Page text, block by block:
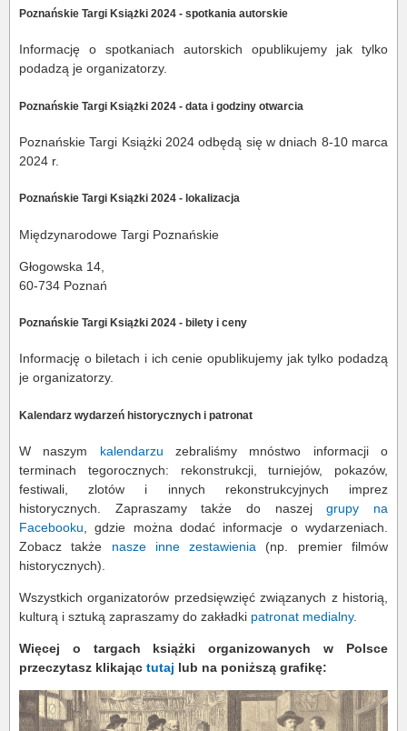
Poznańskie Targi Książki 2024 - spotkania autorskie
Informację o spotkaniach autorskich opublikujemy jak tylko
podadzą je organizatorzy.
Poznańskie Targi Książki 2024 - data i godziny otwarcia
Poznańskie Targi Książki 2024 odbędą się w dniach 8-10 marca
2024 r.
Poznańskie Targi Książki 2024 - lokalizacja
Międzynarodowe Targi Poznańskie
Głogowska 14,
60-734 Poznań
Poznańskie Targi Książki 2024 - bilety i ceny
Informację o biletach i ich cenie opublikujemy jak tylko podadzą
je organizatorzy.
Kalendarz wydarzeń historycznych i patronat
W naszym kalendarzu zebraliśmy mnóstwo informacji o
terminach tegorocznych: rekonstrukcji, turniejów, pokazów,
festiwali, zlotów i innych rekonstrukcyjnych imprez
historycznych. Zapraszamy także do naszejgrupy na
Facebooku, gdzie można dodać informacje o wydarzeniach.
Zobacz także nasze inne zestawienia (np. premier filmów
historycznych).
Wszystkich organizatorów przedsięwzięć związanych z historią,
kulturą i sztuką zapraszamy do zakładki patronat medialny.
Więcej o targach książki organizowanych w Polsce
przeczytasz klikając tutaj lub na poniższą grafikę: